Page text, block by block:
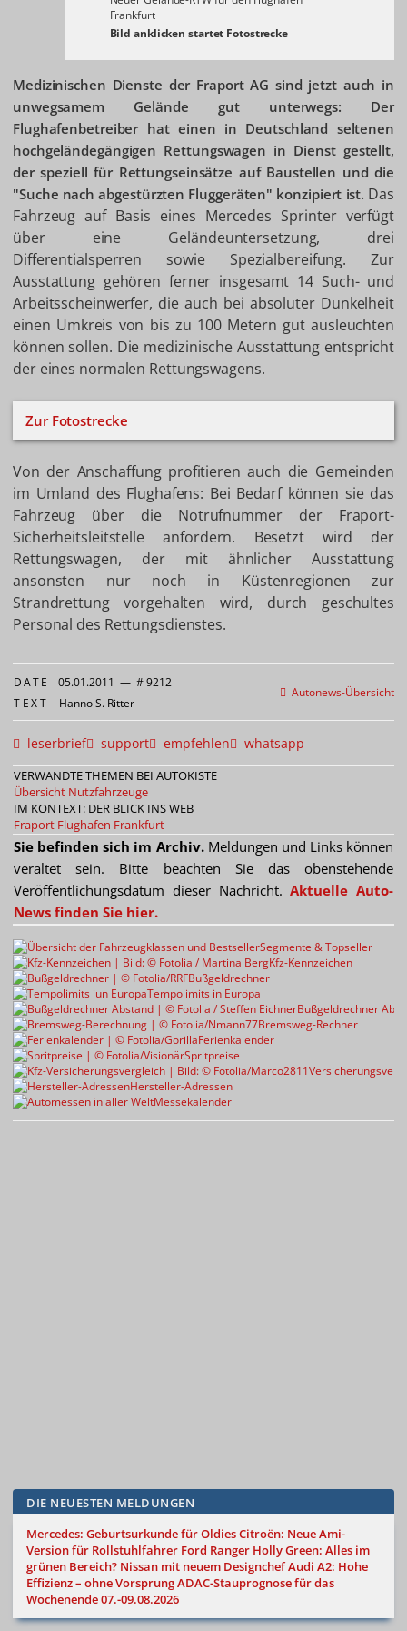
Frankfurt
Medizinischen Dienste der Fraport AG sind jetzt auch in
unwegsamem Gelände gut unterwegs: Der
Flughafenbetreiber hat einen in Deutschland seltenen
hochgeländegängigen Rettungswagen in Dienst gestellt,
der speziell für Rettungseinsätze auf Baustellen und die
"Suche nach abgestürzten Fluggeräten" konzipiert ist. Das
Fahrzeug auf Basis eines Mercedes Sprinter verfügt
über eine Geländeuntersetzung, drei
Differentialsperren sowie Spezialbereifung. Zur
Ausstattung gehören ferner insgesamt 14 Such- und
Arbeitsscheinwerfer, die auch bei absoluter Dunkelheit
einen Umkreis von bis zu 100 Metern gut ausleuchten
können sollen. Die medizinische Ausstattung entspricht
der eines normalen Rettungswagens.
Zur Fotostrecke
Von der Anschaffung profitieren auch die Gemeinden
im Umland des Flughafens: Bei Bedarf können sie das
Fahrzeug über die Notrufnummer der Fraport-
Sicherheitsleitstelle anfordern. Besetzt wird der
Rettungswagen, der mit ähnlicher Ausstattung
ansonsten nur noch in Küstenregionen zur
Strandrettung vorgehalten wird, durch geschultes
Personal des Rettungsdienstes.
Autonews-Übersicht
DATE 05.01.2011 — # 9212
TEXT Hanno S. Ritter
leserbrief support empfehlen whatsapp
VERWANDTE THEMEN BEI AUTOKISTE
Übersicht Nutzfahrzeuge
IM KONTEXT: DER BLICK INS WEB
Fraport Flughafen Frankfurt
Sie befinden sich im Archiv.Meldungen und Links können
veraltet sein. Bitte beachten Sie das obenstehende
Veröffentlichungsdatum dieser Nachricht.Aktuelle Auto-
News finden Sie hier.
Segmente & Topseller
Kfz-Kennzeichen
Bußgeldrechner
Tempolimits in Europa
Bußgeldrechner
Bremsweg-Rechner
Ferienkalender
Spritpreise
Hersteller-Adressen
Messekalender
DIE NEUESTEN MELDUNGEN
Mercedes: Geburtsurkunde für OldiesCitroën: Neue Ami-
Version für Rollstuhlfahrer Ford Ranger Holly Green: Alles im
grünen Bereich? Nissan mit neuem DesignchefAudi A2: Hohe
Effizienz – ohne VorsprungADAC-Stauprognose für das
Wochenende 07.-09.08.2026